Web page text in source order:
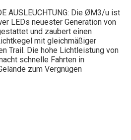
AUSLEUCHTUNG: Die ØM3/u ist
LEDs neuester Generation von
und zaubert einen
mit gleichmäßiger
Trail. Die hohe Lichtleistung von
schnelle Fahrten in
zum Vergnügen